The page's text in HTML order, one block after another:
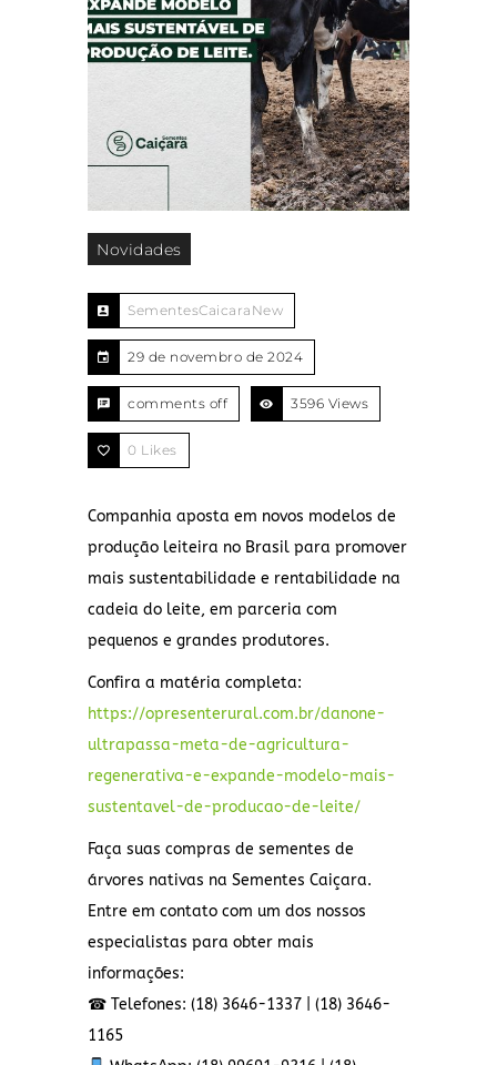
Novidades
SementesCaicaraNew
29 de novembro de 2024
comments off 3596 Views
0 Likes
Companhia aposta em novos modelos de
produção leiteira no Brasil para promover
mais sustentabilidade e rentabilidade na
cadeia do leite, em parceria com
pequenos e grandes produtores.
Confira a matéria completa:
https://opresenterural.com.br/danone-
ultrapassa-meta-de-agricultura-
regenerativa-e-expande-modelo-mais-
sustentavel-de-producao-de-leite/
Faça suas compras de sementes de
árvores nativas na Sementes Caiçara.
Entre em contato com um dos nossos
especialistas para obter mais
informações:
☎ Telefones: (18) 3646-1337 | (18) 3646-
1165